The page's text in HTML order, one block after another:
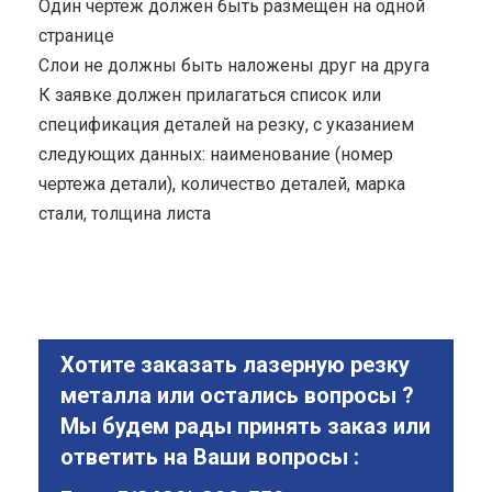
Один чертеж должен быть размещен на одной
странице
Cлои не должны быть наложены друг на друга
К заявке должен прилагаться список или
спецификация деталей на резку, с указанием
следующих данных: наименование (номер
чертежа детали), количество деталей, марка
стали, толщина листа
Хотите заказать лазерную резку
металла или остались вопросы ?
Мы будем рады принять заказ или
ответить на Ваши вопросы :